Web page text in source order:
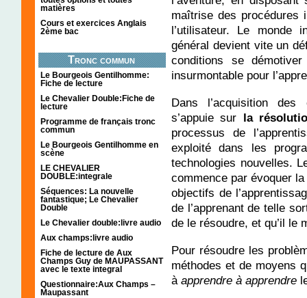
matières
Cours et exercices Anglais
2ème bac
Tronc commun
Le Bourgeois Gentilhomme:
Fiche de lecture
Le Chevalier Double:Fiche de
lecture
Programme de français tronc
commun
Le Bourgeois Gentilhomme en
scène
LE CHEVALIER
DOUBLE:integrale
Séquences: La nouvelle
fantastique; Le Chevalier
Double
Le Chevalier double:livre audio
Aux champs:livre audio
Fiche de lecture de Aux
Champs Guy de MAUPASSANT
avec le texte integral
Questionnaire:Aux Champs –
Maupassant
maîtrise des procédures
l’utilisateur. Le
général devient vite un
conditions se
insurmontable pour
Dans l’acquisition des
s’appuie sur la
processus de
exploité dans les
technologies nouvelles.
commence par évoquer
objectifs de
de l’apprenant de telle
de le résoudre, et qu’il le
Pour résoudre les
méthodes et de moyens
à apprendre à apprendre